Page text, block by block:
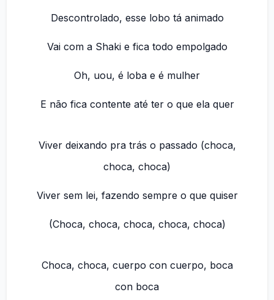
Descontrolado, esse lobo tá animado
Vai com a Shaki e fica todo empolgado
Oh, uou, é loba e é mulher
E não fica contente até ter o que ela quer
Viver deixando pra trás o passado (choca,
choca, choca)
Viver sem lei, fazendo sempre o que quiser
(Choca, choca, choca, choca, choca)
Choca, choca, cuerpo con cuerpo, boca
con boca